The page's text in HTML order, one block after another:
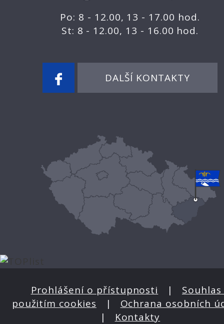
Po: 8 - 12.00, 13 - 17.00 hod.
St: 8 - 12.00, 13 - 16.00 hod.
DALŠÍ KONTAKTY
Prohlášení o přístupnosti | Souhlas
použitím cookies | Ochrana osobních
| Kontakty